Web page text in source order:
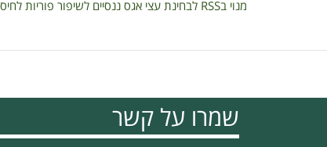
מנוי בRSS לבחינת עצי אגס ננסיים לשיפור פוריות לחיסכון בהוצאות
שמרו על קשר